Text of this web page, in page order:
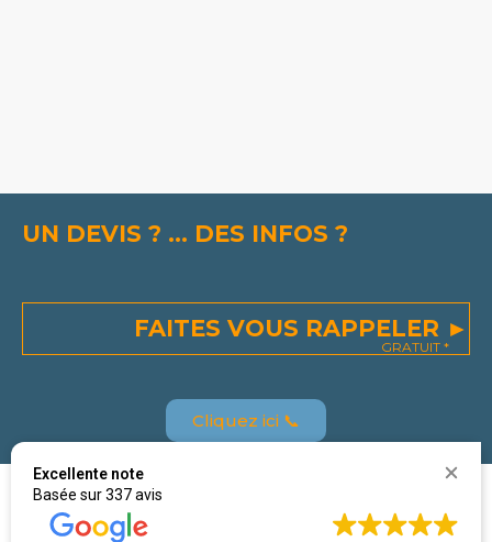
UN DEVIS ? ... DES INFOS ?
FAITES VOUS RAPPELER ►
GRATUIT *
Cliquez ici 📞
Excellente note
Basée sur 337 avis